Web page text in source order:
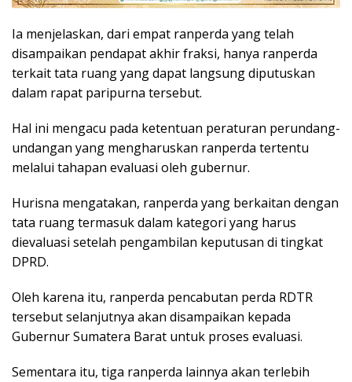
Ia menjelaskan, dari empat ranperda yang telah
disampaikan pendapat akhir fraksi, hanya ranperda
terkait tata ruang yang dapat langsung diputuskan
dalam rapat paripurna tersebut.
Hal ini mengacu pada ketentuan peraturan perundang-
undangan yang mengharuskan ranperda tertentu
melalui tahapan evaluasi oleh gubernur.
Hurisna mengatakan, ranperda yang berkaitan dengan
tata ruang termasuk dalam kategori yang harus
dievaluasi setelah pengambilan keputusan di tingkat
DPRD.
Oleh karena itu, ranperda pencabutan perda RDTR
tersebut selanjutnya akan disampaikan kepada
Gubernur Sumatera Barat untuk proses evaluasi.
Sementara itu, tiga ranperda lainnya akan terlebih